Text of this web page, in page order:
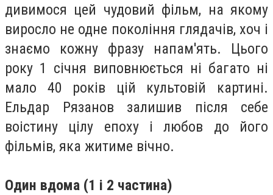
дивимося цей чудовий фільм, на якому
виросло не одне покоління глядачів, хоч і
знаємо кожну фразу напам'ять. Цього
року 1 січня виповнюється ні багато ні
мало 40 років цій культовій картині.
Ельдар Рязанов залишив після себе
воістину цілу епоху і любов до його
фільмів, яка житиме вічно.
Один вдома (1 і 2 частина)